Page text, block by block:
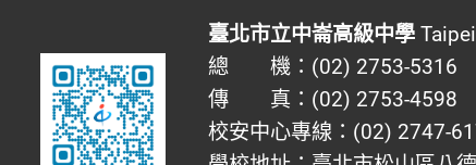
臺北市立中崙高級中學
總 機：(02) 2753-5316
傳 真：(02) 2753-4598
校安中心專線：(02) 2747-